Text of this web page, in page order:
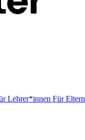
Lehrer*innen Für Eltern